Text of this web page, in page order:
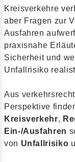
Kreisverkehre
aber Fragen zur
Ausfahren
praxisnahe
Sicherheit und
Unfallrisiko
Aus
Perspektive
Kreisverkehr,
Ein-/Ausfahren
von Unfallrisiko